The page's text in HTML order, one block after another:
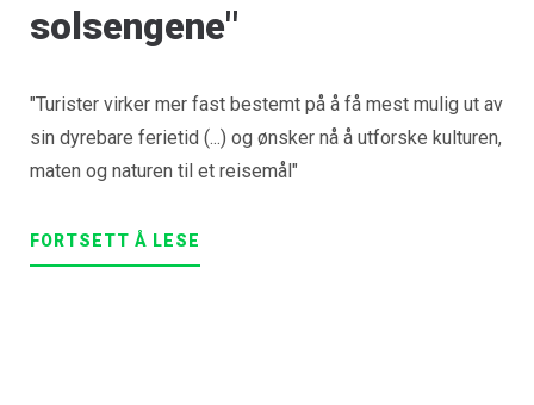
solsengene"
"Turister virker mer fast bestemt på å få mest mulig ut av
sin dyrebare ferietid (...) og ønsker nå å utforske kulturen,
maten og naturen til et reisemål"
FORTSETT Å LESE